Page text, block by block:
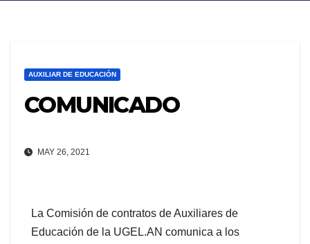
AUXILIAR DE EDUCACIÓN
COMUNICADO
MAY 26, 2021
La Comisión de contratos de Auxiliares de
Educación de la UGEL.AN comunica a los